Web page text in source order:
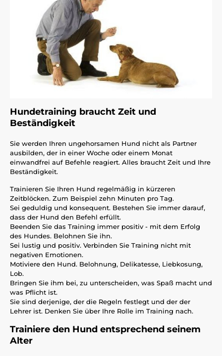
Hundetraining braucht Zeit und
Beständigkeit
Sie werden Ihren ungehorsamen Hund nicht als Partner
ausbilden, der in einer Woche oder einem Monat
einwandfrei auf Befehle reagiert. Alles braucht Zeit und Ihre
Beständigkeit.
Trainieren Sie Ihren Hund regelmäßig in kürzeren
Zeitblöcken. Zum Beispiel zehn Minuten pro Tag.
Sei geduldig und konsequent. Bestehen Sie immer darauf,
dass der Hund den Befehl erfüllt.
Beenden Sie das Training immer positiv - mit dem Erfolg
des Hundes. Belohnen Sie ihn.
Sei lustig und positiv. Verbinden Sie Training nicht mit
negativen Emotionen.
Motiviere den Hund. Belohnung, Delikatesse, Liebkosung,
Lob.
Bringen Sie ihm bei, zu unterscheiden, was Spaß macht und
was Pflicht ist.
Sie sind derjenige, der die Regeln festlegt und der der
Lehrer ist. Denken Sie über Ihre Rolle im Training nach.
Trainiere den Hund entsprechend seinem
Alter